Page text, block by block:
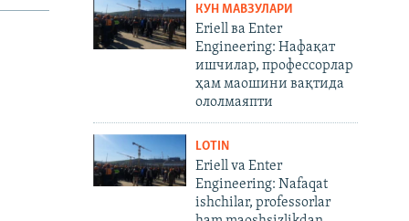
КУН МАВЗУЛАРИ
Eriell ва Enter
Engineering: Нафақат
ишчилар, профессорлар
ҳам маошини вақтида
ололмаяпти
LOTIN
Eriell va Enter
Engineering: Nafaqat
ishchilar, professorlar